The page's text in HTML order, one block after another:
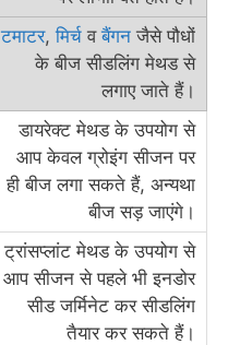
टमाटर,मिर्च वबैंगन जैसे पौधों
के बीज सीडलिंग मेथड से
लगाए जाते हैं।
डायरेक्ट मेथड के उपयोग से
आप केवल ग्रोइंग सीजन पर
ही बीज लगा सकते हैं, अन्यथा
बीज सड़ जाएंगे।
ट्रांसप्लांट मेथड के उपयोग से
आप सीजन से पहले भी इनडोर
सीड जर्मिनेट कर सीडलिंग
तैयार कर सकते हैं।